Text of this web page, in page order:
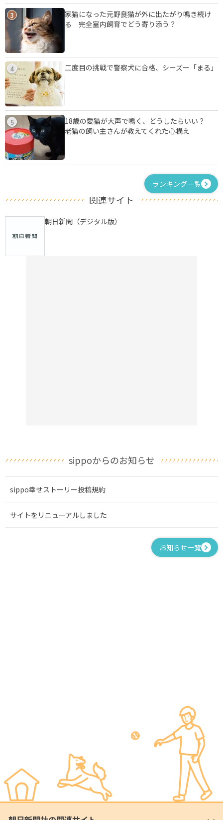
3
家猫になった元野良猫が外に出たがり鳴き続け
る 完全室内飼育でどう寄り添う？
4 二度目の挑戦で警察犬に合格、シーズー「まる」
5
18歳の愛猫が大声で鳴く、どうしたらいい？
老猫の飼い主さんが教えてくれた心構え
ランキング一覧
関連サイト
朝日新聞（デジタル版）
sippoからのお知らせ
sippo幸せストーリー投稿規約
サイトをリニューアルしました
お知らせ一覧